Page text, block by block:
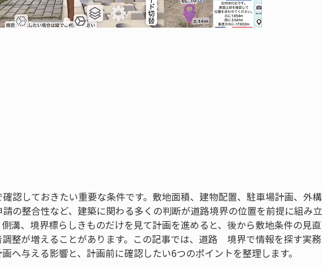
認しておきたい重要な条件です。敷地面積、建物配置、駐車場計画、外構
の整合性など、建築に関わる多くの判断が道路境界の位置を前提に組み立
溝、境界標らしきものだけを見て計画を進めると、後から敷地条件の見直
整が増えることがあります。この記事では、道路　境界で情報を探す実務
へ与える影響と、計画前に確認したい6つのポイントを整理します。